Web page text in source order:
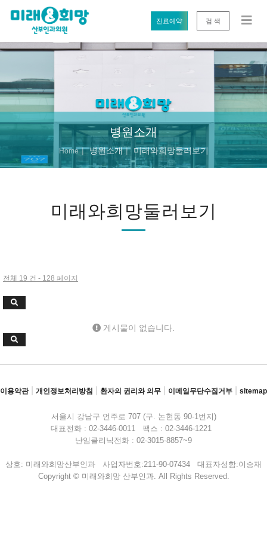
진료예약 검 색
병원소개
Home 병원소개 미래와희망둘러보기
미래와희망둘러보기
전체 19 건 - 128 페이지
게시물이 없습니다.
이용약관 개인정보처리방침 환자의 권리와 의무 이메일무단수집거부 sitemap
서울시 강남구 언주로 707 (구. 논현동 90-1번지)
대표전화 : 02-3446-0011 팩스 : 02-3446-1221
난임클리닉전화 : 02-3015-8857~9
상호: 미래와희망산부인과 사업자번호:211-90-07434 대표자성함:이승재
Copyright © 미래와희망 산부인과. All Rights Reserved.